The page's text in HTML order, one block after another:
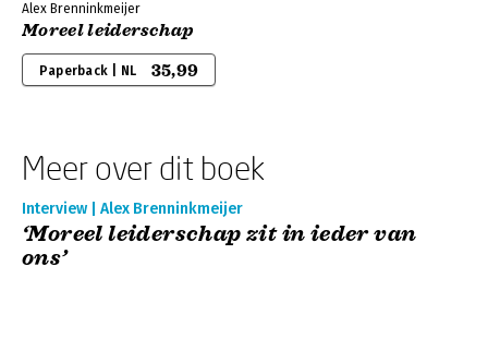
Alex Brenninkmeijer
Moreel leiderschap
Paperback | NL 35,99
Meer over dit boek
Interview | Alex Brenninkmeijer
‘Moreel leiderschap zit in ieder van
ons’